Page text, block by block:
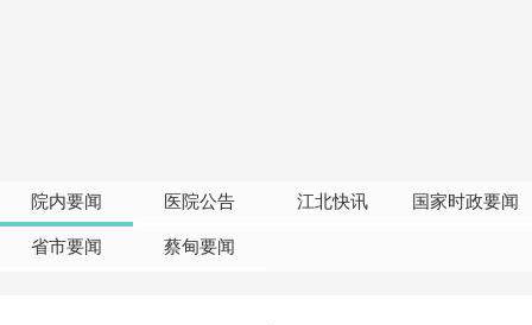
院内要闻 医院公告 江北快讯 国家时政要闻
省市要闻 蔡甸要闻